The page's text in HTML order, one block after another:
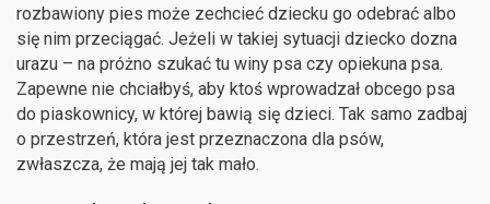
rozbawiony pies może zechcieć dziecku go odebrać albo
się nim przeciągać. Jeżeli w takiej sytuacji dziecko dozna
urazu – na próżno szukać tu winy psa czy opiekuna psa.
Zapewne nie chciałbyś, aby ktoś wprowadzał obcego psa
do piaskownicy, w której bawią się dzieci. Tak samo zadbaj
o przestrzeń, która jest przeznaczona dla psów,
zwłaszcza, że mają jej tak mało.